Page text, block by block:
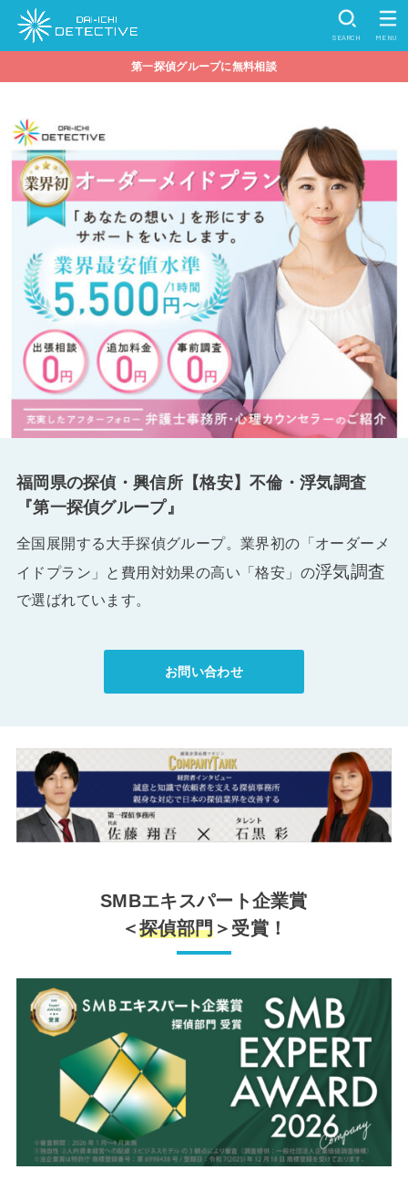
SEARCH MENU
第一探偵グループに無料相談
福岡県の探偵・興信所【格安】不倫・浮気調査
『第一探偵グループ』
全国展開する大手探偵グループ。業界初の「オーダーメ
イドプラン」と費用対効果の高い「格安」の浮気調査
で選ばれています。
お問い合わせ
SMBエキスパート企業賞
＜探偵部門 ＞受賞！